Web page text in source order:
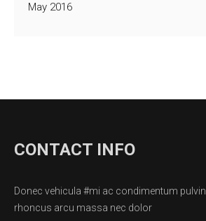
May 2016
CONTACT INFO
Donec vehicula #mi ac condimentum
rhoncus arcu massa nec dolor